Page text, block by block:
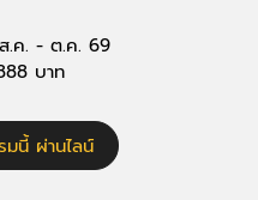
.ค. - ต.ค. 69
บาท
มนี้ ผ่านไลน์